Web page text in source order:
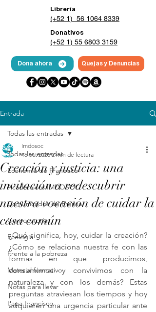
Librería
(+52 1) 56 1064 8339
Donativos
(+52 1) 55 6803 3159
Dona ahora Quejas y Denuncias
Entrada
Todas las entradas
Economía de Francisco
Académicos IMDOSOC
Comunicados de Prensa
Convocatorias
Ecología
Frente a la pobreza
Material formativo
Notas para llevar
Papa Francisco
Todas las entradas
Creación y justicia: una
invitación a redescubrir
nuestra vocación de cuidar la
casa común
Imdosoc
15 oct 2025 2 min de lectura
¿Qué significa, hoy, cuidar la creación?
¿Cómo se relaciona nuestra fe con las
formas en que producimos,
consumimos y convivimos con la
naturaleza y con los demás? Estas
preguntas atraviesan los tiempos y hoy
adquieren una urgencia particular ante